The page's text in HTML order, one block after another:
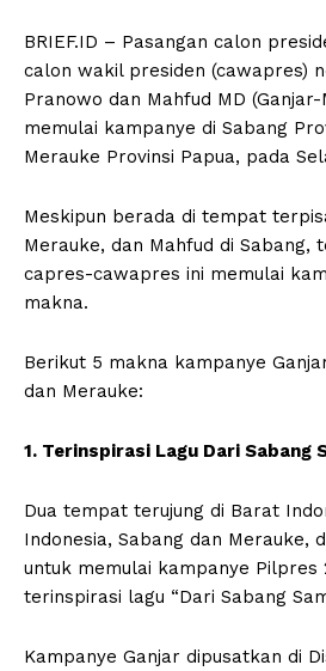
BRIEF.ID – Pasangan calon
calon wakil presiden (cawapres)
Pranowo dan Mahfud MD
memulai kampanye di Sabang
Merauke Provinsi Papua, pada
Meskipun berada di tempat
Merauke, dan Mahfud di Sabang,
capres-cawapres ini memulai
makna.
Berikut 5 makna kampanye
dan Merauke:
1. Terinspirasi Lagu Dari Sabang
Dua tempat terujung di Barat
Indonesia, Sabang dan Merauke,
untuk memulai kampanye Pilpres
terinspirasi lagu “Dari Sabang
Kampanye Ganjar dipusatkan di